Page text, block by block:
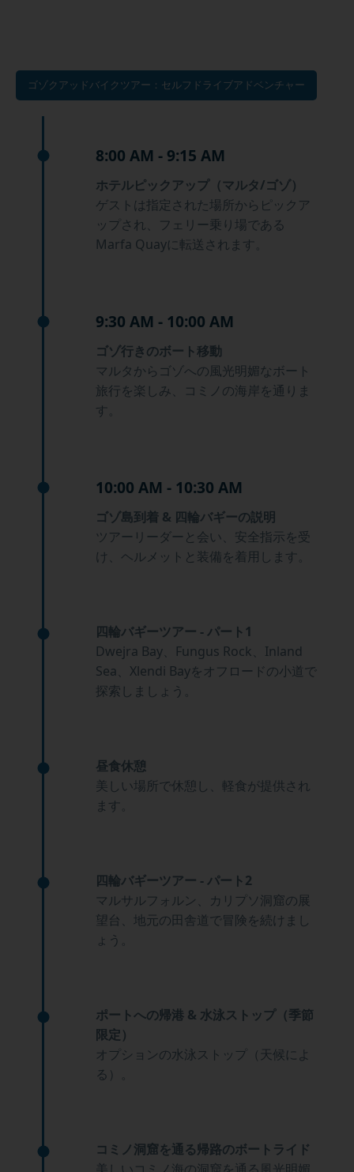
ゴゾクアッドバイクツアー：セルフドライブアドベンチャー
8:00 AM - 9:15 AM
ホテルピックアップ（マルタ/ゴゾ）
ゲストは指定された場所からピックア
ップされ、フェリー乗り場である
Marfa Quayに転送されます。
9:30 AM - 10:00 AM
ゴゾ行きのボート移動
マルタからゴゾへの風光明媚なボート
旅行を楽しみ、コミノの海岸を通りま
す。
10:00 AM - 10:30 AM
ゴゾ島到着 & 四輪バギーの説明
ツアーリーダーと会い、安全指示を受
け、ヘルメットと装備を着用します。
四輪バギーツアー - パート1
Dwejra Bay、Fungus Rock、Inland
Sea、Xlendi Bayをオフロードの小道で
探索しましょう。
昼食休憩
美しい場所で休憩し、軽食が提供され
ます。
四輪バギーツアー - パート2
マルサルフォルン、カリプソ洞窟の展
望台、地元の田舎道で冒険を続けまし
ょう。
ポートへの帰港 & 水泳ストップ（季節
限定）
オプションの水泳ストップ（天候によ
る）。
コミノ洞窟を通る帰路のボートライド